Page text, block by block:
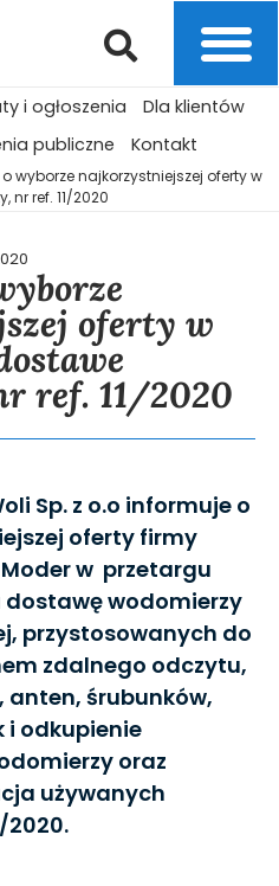
i ogłoszenia
Dla klientów
publiczne Kontakt
wyborze najkorzystniejszej oferty w
ref. 11/2020
oferty w
ref. 11/2020
Sp. z o.o informuje o
oferty firmy
Moder w przetargu
wodomierzy
przystosowanych do
zdalnego odczytu,
anten, śrubunków,
i odkupienie
oraz
używanych
2020.